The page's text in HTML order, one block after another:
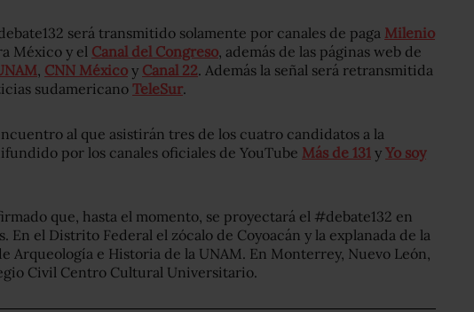
será transmitido solamente por canales de paga Milenio
México y el Canal del Congreso, además de las páginas web de
, CNN México y Canal 22. Además la señal será retransmitida
sudamericano TeleSur.
al que asistirán tres de los cuatro candidatos a la
por los canales oficiales de YouTube Más de 131 y Yo soy
que, hasta el momento, se proyectará el #debate132 en
En el Distrito Federal el zócalo de Coyoacán y la explanada de la
Arqueología e Historia de la UNAM. En Monterrey, Nuevo León,
Civil Centro Cultural Universitario.